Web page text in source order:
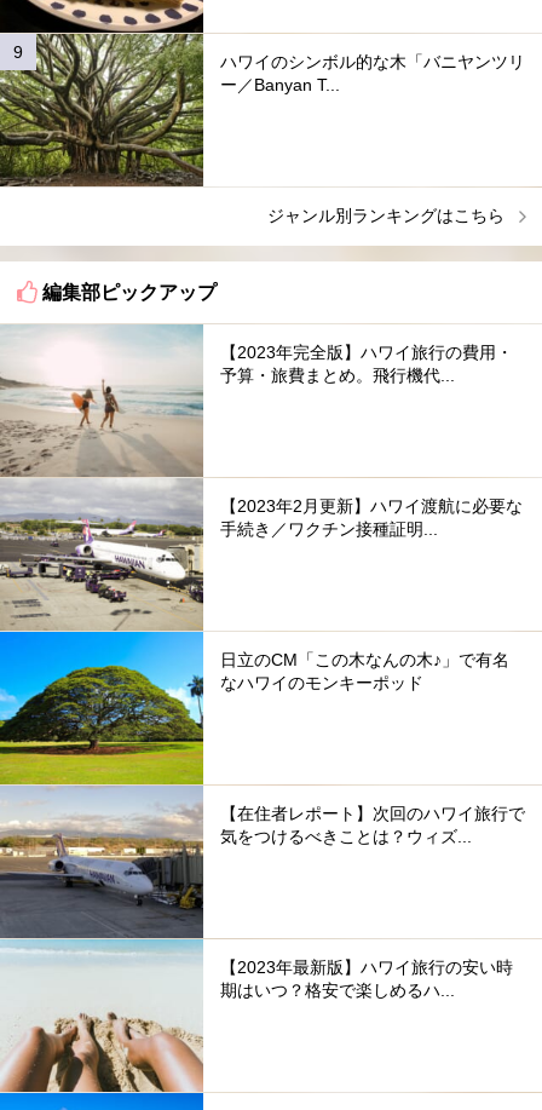
ハワイのシンボル的な木「バニヤンツリ
ー／Banyan T...
ジャンル別ランキングはこちら
編集部ピックアップ
【2023年完全版】ハワイ旅行の費用・
予算・旅費まとめ。飛行機代...
【2023年2月更新】ハワイ渡航に必要な
手続き／ワクチン接種証明...
日立のCM「この木なんの木♪」で有名
なハワイのモンキーポッド
【在住者レポート】次回のハワイ旅行で
気をつけるべきことは？ウィズ...
【2023年最新版】ハワイ旅行の安い時
期はいつ？格安で楽しめるハ...